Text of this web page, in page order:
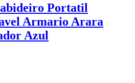
Portatil
Armario Arara
Azul